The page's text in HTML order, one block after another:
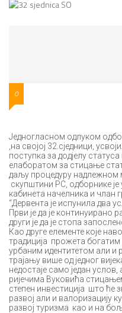
0
Једногласном одлуком
,на својој 32.сједници,
поступка за додјелу
елаборатом за стицање
даљу процедуру надлежном
скупштини РС, одборнике
кабинета начелника и члан
“Дервента је испунила два
Први је да је континуирано
други је да је стопа
Као друге елементе које
традиција прожета
урбаним идентитетом али и
трајању више од једног
недостаје само један
ријечима Вуковића
степен инвестиција што ће
развој али и валоризацију
развој туризма као и на